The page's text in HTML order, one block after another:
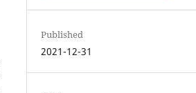
Published
2021-12-31